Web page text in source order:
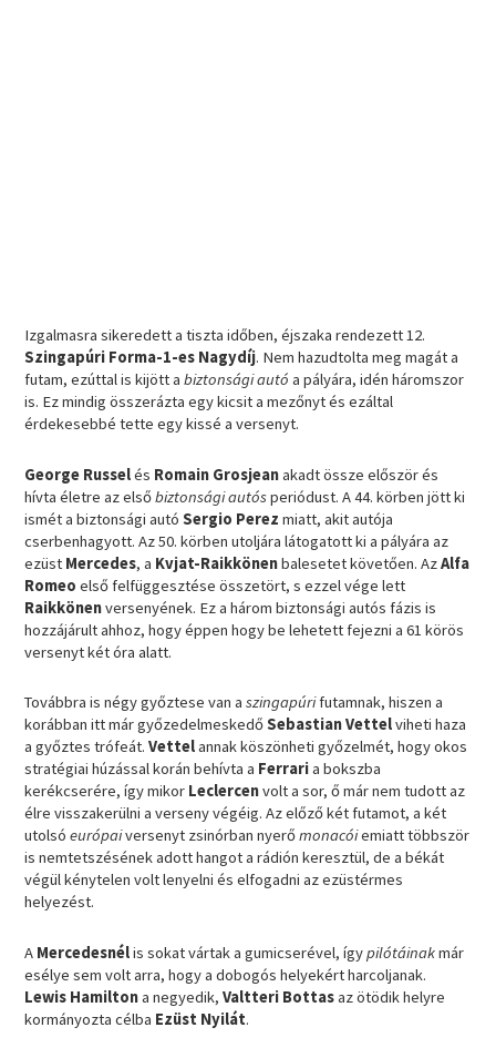
Izgalmasra sikeredett a tiszta időben, éjszaka rendezett 12.
Szingapúri Forma-1-es Nagydíj. Nem hazudtolta meg magát a
futam, ezúttal is kijött abiztonsági autó a pályára, idén háromszor
is. Ez mindig összerázta egy kicsit a mezőnyt és ezáltal
érdekesebbé tette egy kissé a versenyt.
George Russelés Romain Grosjeanakadt össze először és
hívta életre az elsőbiztonsági autósperiódust. A 44. körben jött ki
ismét a biztonsági autóSergio Perez miatt, akit autója
cserbenhagyott. Az 50. körben utoljára látogatott ki a pályára az
ezüst Mercedes, a Kvjat-Raikkönenbalesetet követően. AzAlfa
Romeo első felfüggesztése összetört, s ezzel vége lett
Raikkönenversenyének. Ez a három biztonsági autós fázis is
hozzájárult ahhoz, hogy éppen hogy be lehetett fejezni a 61 körös
versenyt két óra alatt.
Továbbra is négy győztese van aszingapúrifutamnak, hiszen a
korábban itt már győzedelmeskedőSebastian Vettelviheti haza
a győztes trófeát.Vettelannak köszönheti győzelmét, hogy okos
stratégiai húzással korán behívta a Ferraria bokszba
kerékcserére, így mikor Leclercenvolt a sor, ő már nem tudott az
élre visszakerülni a verseny végéig. Az előző két futamot, a két
utolsóeurópaiversenyt zsinórban nyerőmonacóiemiatt többször
is nemtetszésének adott hangot a rádión keresztül, de a békát
végül kénytelen volt lenyelni és elfogadni az ezüstérmes
helyezést.
A Mercedesnélis sokat vártak a gumicserével, ígypilótáinakmár
esélye sem volt arra, hogy a dobogós helyekért harcoljanak.
Lewis Hamiltona negyedik,Valtteri Bottasaz ötödik helyre
kormányozta célba Ezüst Nyilát.